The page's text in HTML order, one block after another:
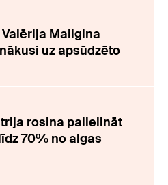
Maligina
uz apsūdzēto
rosina palielināt
70% no algas